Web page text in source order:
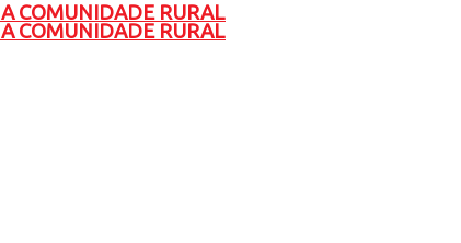
COMUNIDADE RURAL
COMUNIDADE RURAL